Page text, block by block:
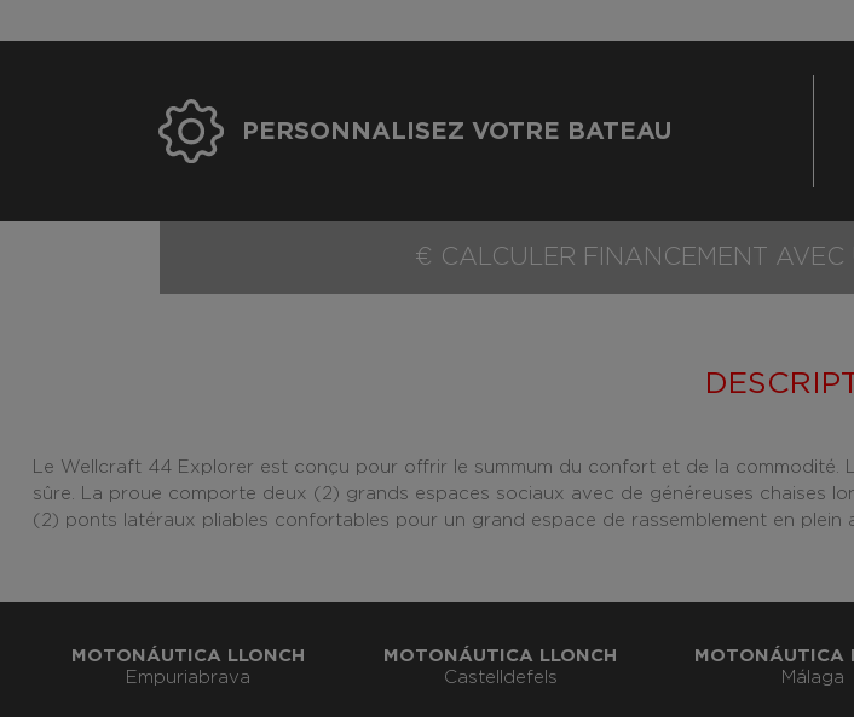
PERSONNALISEZ VOTRE BATEAU
€ CALCULER FINANCEMENT
Le Wellcraft 44 Explorer est conçu pour offrir le summum du confort et de la
sûre. La proue comporte deux (2) grands espaces sociaux avec de généreuses chaises
(2) ponts latéraux pliables confortables pour un grand espace de rassemblement en plein
MOTONÁUTICA LLONCH
Empuriabrava
MOTONÁUTICA LLONCH
Castelldefels
MOTONÁUTICA
Málaga